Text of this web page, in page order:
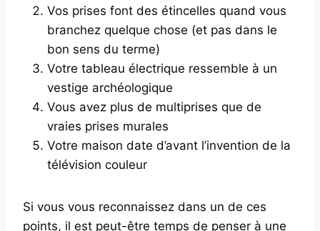
Vos prises font des étincelles quand vous
branchez quelque chose (et pas dans le
bon sens du terme)
Votre tableau électrique ressemble à un
vestige archéologique
Vous avez plus de multiprises que de
vraies prises murales
Votre maison date d’avant l’invention de la
télévision couleur
Si vous vous reconnaissez dans un de ces
points, il est peut-être temps de penser à une